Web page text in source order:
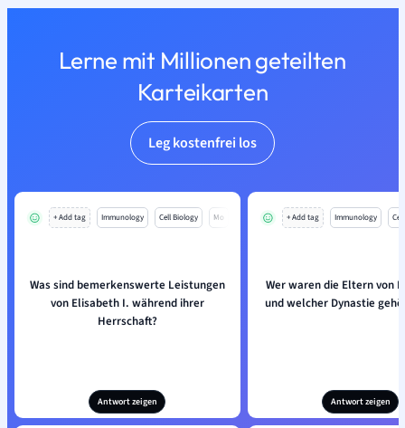
Lerne mit Millionen geteilten
Karteikarten
Leg kostenfrei los
+ Add tag Immunology Cell Biology Mo
Was sind bemerkenswerte Leistungen
von Elisabeth I. während ihrer
Herrschaft?
Antwort zeigen
+ Add tag Immunology
Wer waren die Eltern von
und welcher Dynastie
Antwort zeigen